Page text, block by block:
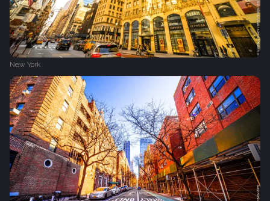
New York